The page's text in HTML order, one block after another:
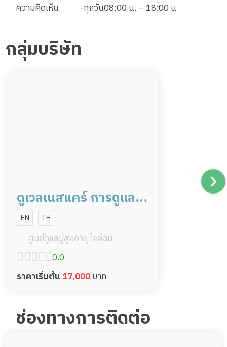
ความคิดเห็น
-ทุกวัน08:00 น. – 18:00 น
กลุ่มบริษัท
ดูเวลเนสแคร์ การดูแลผู้
สูงอายุหรือผู้มีภาวะพึ่ง
พิง สาขาแจ้งวัฒนะ
EN TH
ศูนย์ดูแลผู้สูงอายุ ใกล้ฉัน
0.0
ราคาเริ่มต้น 17,000บาท
ช่องทางการติดต่อ